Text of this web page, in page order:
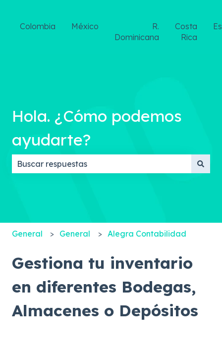
Colombia México
R.
Dominicana
Costa
Rica
Hola. ¿Cómo podemos
ayudarte?
General General Alegra Contabilidad
Gestiona tu inventario
en diferentes Bodegas,
Almacenes o Depósitos